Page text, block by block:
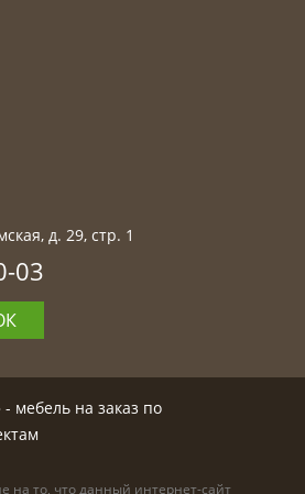
д. 29, стр. 1
03
- мебель на заказ по
то, что данный интернет-сайт